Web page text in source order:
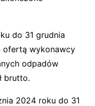
do 31 grudnia
ofertą wykonawcy
odpadów
brutto.
2024 roku do 31